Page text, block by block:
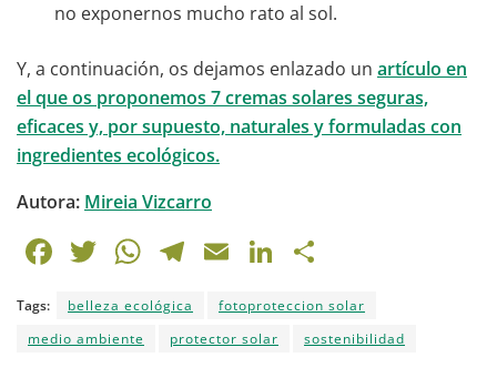
no exponernos mucho rato al sol.
Y, a continuación, os dejamos enlazado un artículo en
el que os proponemos 7 cremas solares seguras,
eficaces y, por supuesto, naturales y formuladas con
ingredientes ecológicos.
Autora: Mireia Vizcarro
F
c
e
T
itt
er
W
at
T
e
gr
E
ai
l
Li
k m
p
Tags: belleza ecológica
fotoproteccion solar
medio ambiente
protector solar sostenibilidad